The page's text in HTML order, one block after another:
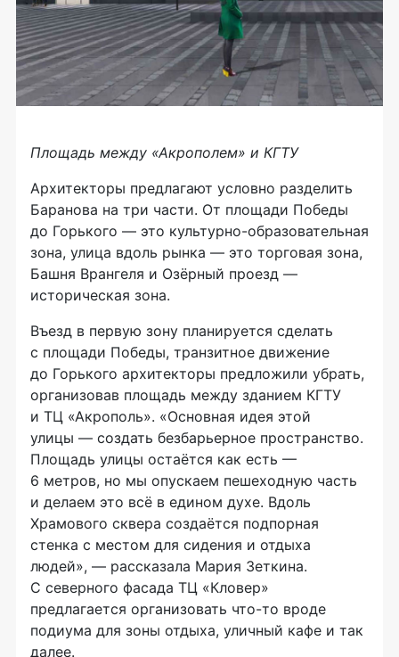
Площадь между «Акрополем» и КГТУ
Архитекторы предлагают условно разделить
Баранова на три части. От площади Победы
до Горького — это культурно-образовательная
зона, улица вдоль рынка — это торговая зона,
Башня Врангеля и Озёрный проезд —
историческая зона.
Въезд в первую зону планируется сделать
с площади Победы, транзитное движение
до Горького архитекторы предложили убрать,
организовав площадь между зданием КГТУ
и ТЦ «Акрополь». «Основная идея этой
улицы — создать безбарьерное пространство.
Площадь улицы остаётся как есть —
6 метров, но мы опускаем пешеходную часть
и делаем это всё в едином духе. Вдоль
Храмового сквера создаётся подпорная
стенка с местом для сидения и отдыха
людей», — рассказала Мария Зеткина.
С северного фасада ТЦ «Кловер»
предлагается организовать что-то вроде
подиума для зоны отдыха, уличный кафе и так
далее.